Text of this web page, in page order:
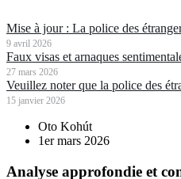
Mise à jour : La police des
9 avril 2026
Faux visas et arnaques
27 mars 2026
Veuillez noter que la police des
15 janvier 2026
Oto Kohút
1er mars 2026
Analyse approfondie et